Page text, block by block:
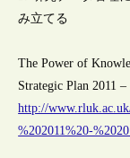
み立てる
The Power of
Strategic Plan 2011
http://
%202011%20-